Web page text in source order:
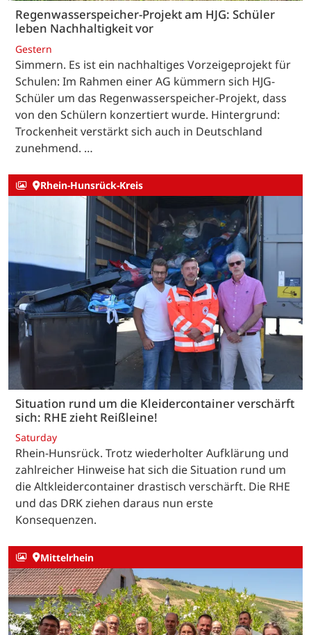
Regenwasserspeicher-Projekt am HJG: Schüler
leben Nachhaltigkeit vor
Gestern
Simmern. Es ist ein nachhaltiges Vorzeigeprojekt für
Schulen: Im Rahmen einer AG kümmern sich HJG-
Schüler um das Regenwasserspeicher-Projekt, dass
von den Schülern konzertiert wurde. Hintergrund:
Trockenheit verstärkt sich auch in Deutschland
zunehmend. …
Rhein-Hunsrück-Kreis
Situation rund um die Kleidercontainer verschärft
sich: RHE zieht Reißleine!
Saturday
Rhein-Hunsrück. Trotz wiederholter Aufklärung und
zahlreicher Hinweise hat sich die Situation rund um
die Altkleidercontainer drastisch verschärft. Die RHE
und das DRK ziehen daraus nun erste
Konsequenzen.
Mittelrhein